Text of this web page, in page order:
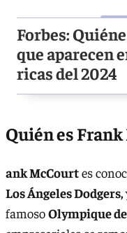
Forbes:
que aparecen
ricas del 2024
Quién es
ank McCourtes
Los Ángeles
famosoOlympique